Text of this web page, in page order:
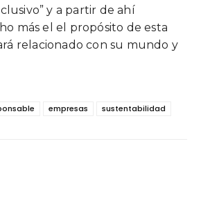
y a partir de ahí
más el el propósito de esta
relacionado con su mundo y
empresas sustentabilidad